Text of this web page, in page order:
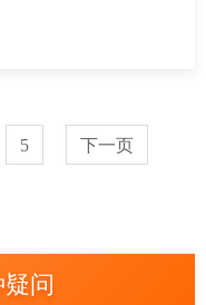
5 下一页
问